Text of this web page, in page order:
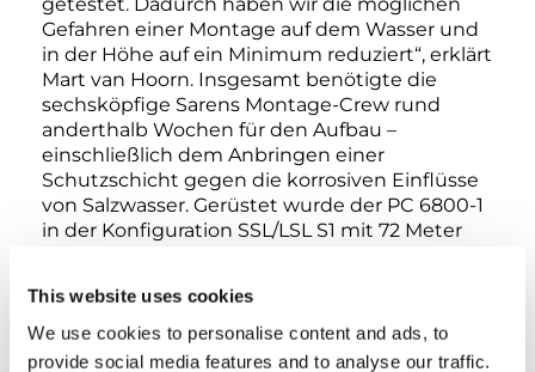
This website uses cookies
We use cookies to personalise content and ads, to
provide social media features and to analyse our traffic.
Gefahren einer Montage auf dem Wasser und
in der Höhe auf ein Minimum reduziert“, erklärt
Mart van Hoorn. Insgesamt benötigte die
sechsköpfige Sarens Montage-Crew rund
anderthalb Wochen für den Aufbau –
einschließlich dem Anbringen einer
Schutzschicht gegen die korrosiven Einflüsse
von Salzwasser. Gerüstet wurde der PC 6800-1
in der Konfiguration SSL/LSL S1 mit 72 Meter
Oberwagen-Gegengewicht war mit 250
Tonnen berechnet, das Superlift
Gegengewicht bei einem Radius von 27